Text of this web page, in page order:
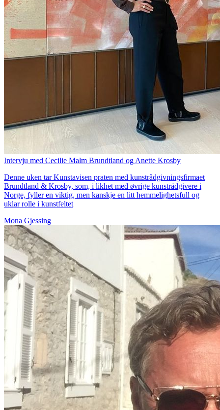
Intervju med Cecilie Malm Brundtland og Anette Krosby
Denne uken tar Kunstavisen praten med kunstrådgivningsfirmaet
Brundtland & Krosby, som, i likhet med øvrige kunstrådgivere i
Norge, fyller en viktig, men kanskje en litt hemmelighetsfull og
uklar rolle i kunstfeltet
Mona Gjessing